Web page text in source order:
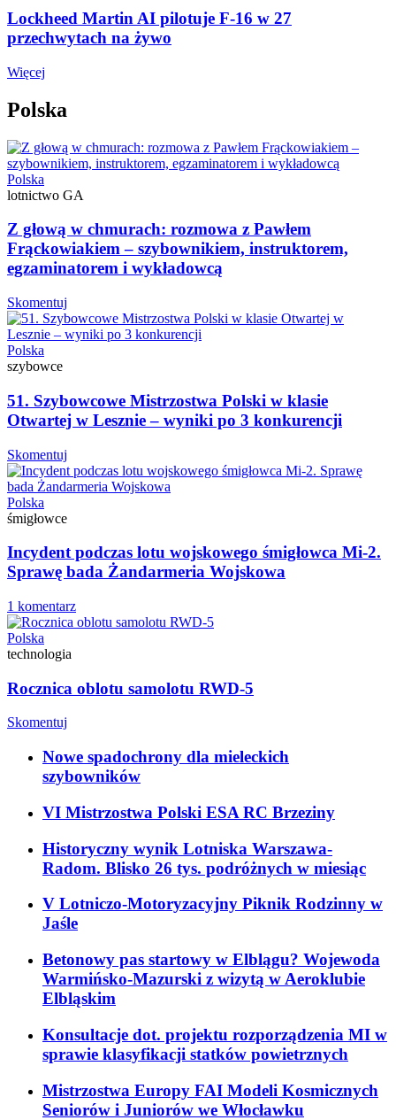
Lockheed Martin AI pilotuje F-16 w 27
przechwytach na żywo
Więcej
Polska
Polska
lotnictwo GA
Z głową w chmurach: rozmowa z Pawłem
Frąckowiakiem – szybownikiem, instruktorem,
egzaminatorem i wykładowcą
Skomentuj
Polska
szybowce
51. Szybowcowe Mistrzostwa Polski w klasie
Otwartej w Lesznie – wyniki po 3 konkurencji
Skomentuj
Polska
śmigłowce
Incydent podczas lotu wojskowego śmigłowca Mi-2.
Sprawę bada Żandarmeria Wojskowa
1 komentarz
Polska
technologia
Rocznica oblotu samolotu RWD-5
Skomentuj
Nowe spadochrony dla mieleckich
szybowników
VI Mistrzostwa Polski ESA RC Brzeziny
Historyczny wynik Lotniska Warszawa-
Radom. Blisko 26 tys. podróżnych w miesiąc
V Lotniczo-Motoryzacyjny Piknik Rodzinny w
Jaśle
Betonowy pas startowy w Elblągu? Wojewoda
Warmińsko-Mazurski z wizytą w Aeroklubie
Elbląskim
Konsultacje dot. projektu rozporządzenia MI w
sprawie klasyfikacji statków powietrznych
Mistrzostwa Europy FAI Modeli Kosmicznych
Seniorów i Juniorów we Włocławku